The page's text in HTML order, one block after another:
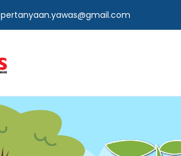
pertanyaan.yawas@gmail.com